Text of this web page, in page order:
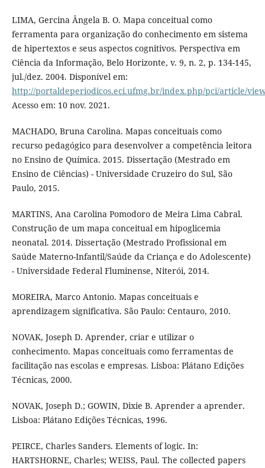
LIMA, Gercina Ângela B. O. Mapa conceitual como
ferramenta para organização do conhecimento em sistema
de hipertextos e seus aspectos cognitivos. Perspectiva em
Ciência da Informação, Belo Horizonte, v. 9, n. 2, p. 134-145,
jul./dez. 2004. Disponível em:
http://portaldeperiodicos.eci.ufmg.br/index.php/pci/article/
Acesso em: 10 nov. 2021.
MACHADO, Bruna Carolina. Mapas conceituais como
recurso pedagógico para desenvolver a competência leitora
no Ensino de Química. 2015. Dissertação (Mestrado em
Ensino de Ciências) - Universidade Cruzeiro do Sul, São
Paulo, 2015.
MARTINS, Ana Carolina Pomodoro de Meira Lima Cabral.
Construção de um mapa conceitual em hipoglicemia
neonatal. 2014. Dissertação (Mestrado Profissional em
Saúde Materno-Infantil/Saúde da Criança e do Adolescente)
- Universidade Federal Fluminense, Niterói, 2014.
MOREIRA, Marco Antonio. Mapas conceituais e
aprendizagem significativa. São Paulo: Centauro, 2010.
NOVAK, Joseph D. Aprender, criar e utilizar o
conhecimento. Mapas conceituais como ferramentas de
facilitação nas escolas e empresas. Lisboa: Plátano Edições
Técnicas, 2000.
NOVAK, Joseph D.; GOWIN, Dixie B. Aprender a aprender.
Lisboa: Plátano Edições Técnicas, 1996.
PEIRCE, Charles Sanders. Elements of logic. In:
HARTSHORNE, Charles; WEISS, Paul. The collected papers